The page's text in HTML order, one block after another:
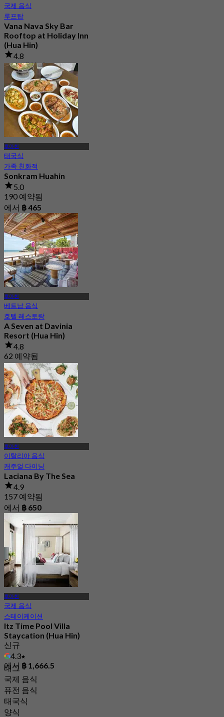
국제 음식
루프탑
Vana Nava Sky Bar
Rooftop at Holiday Inn
(Hua Hin)
4.8
2.7K 예약됨
에서฿ 647.5
후아힌
태국식
가족 친화적
Sonkram Huahin
5.0
190 예약됨
에서 ฿ 465
후아힌
베트남 음식
호텔 레스토랑
A Seven at Davinia
Resort (Hua Hin)
4.8
62 예약됨
에서฿ 150
후아힌
이탈리아 음식
캐주얼 다이닝
Laciana By The Sea
4.9
157 예약됨
에서 ฿ 650
후아힌
국제 음식
스테이케이션
Itz Time Pool Villa
Staycation (Hua Hin)
신규
4.3
에서 ฿ 1,666.5
태그
국제 음식
퓨전 음식
태국식
양식